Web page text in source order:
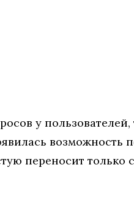
у
переносит